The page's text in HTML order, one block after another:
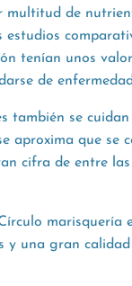
de
tenían unos
de
también se
aproxima que se
cifra de entre
y una gran